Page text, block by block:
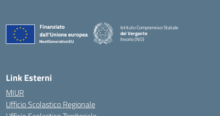
Istituto Comprensivo Statale
del Vergante
Invorio (NO)
Link Esterni
MIUR
Ufficio Scolastico Regionale